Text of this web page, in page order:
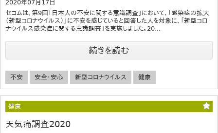
2020年07月17日
セコムは、第9回「日本人の不安に関する意識調査」において、「感染症の拡大
（新型コロナウイルス）」に不安を感じていると回答した人を対象に、「新型コロ
ナウイルス感染症に関する意識調査」を実施しました。20...
続きを読む
不安 安全・安心 新型コロナウイルス 健康
健康
天気痛調査2020